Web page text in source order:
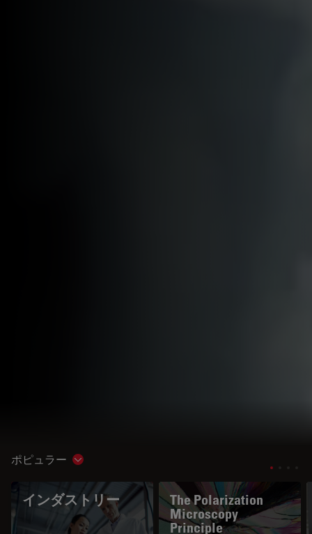
ポピュラー Show subnavigation
インダストリー
The Polarization
Microscopy
Principle